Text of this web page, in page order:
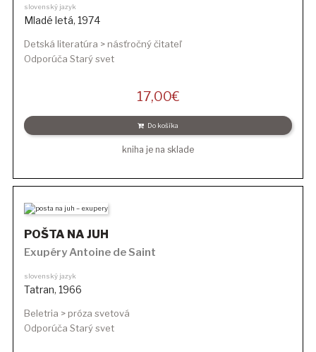
slovenský jazyk
Mladé letá, 1974
Detská literatúra > násťročný čitateľ
Odporúča Starý svet
17,00€
Do košíka
kniha je na sklade
POŠTA NA JUH
Exupéry Antoine de Saint
slovenský jazyk
Tatran, 1966
Beletria > próza svetová
Odporúča Starý svet